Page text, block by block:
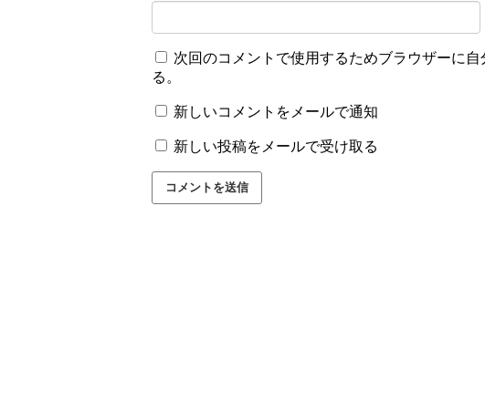
次回のコメントで使用するためブラウザーに
る。
新しいコメントをメールで通知
新しい投稿をメールで受け取る